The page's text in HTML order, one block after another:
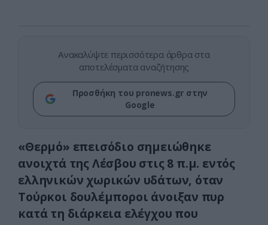
Ανακαλύψτε περισσότερα άρθρα στα
αποτελέσματα αναζήτησης
Προσθήκη του pronews.gr στην
Google
«Θερμό» επεισόδιο σημειώθηκε
ανοιχτά της Λέσβου στις 8 π.μ. εντός
ελληνικών χωρικών υδάτων, όταν
Τούρκοι δουλέμποροι άνοιξαν πυρ
κατά τη διάρκεια ελέγχου που